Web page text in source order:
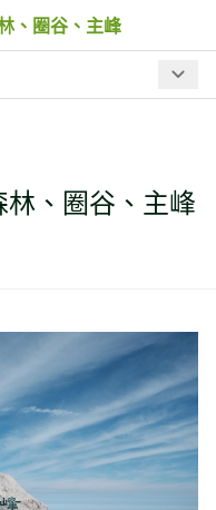
、圈谷、主峰
－黑森林、圈谷、主峰
林、圈谷、主峰